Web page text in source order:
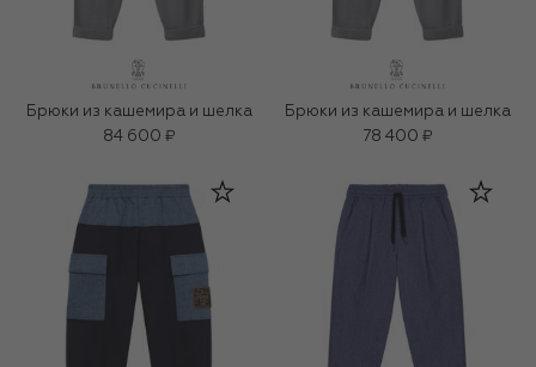
Брюки из кашемира и шелка
84 600 ₽
Брюки из кашемира и шелка
78 400 ₽